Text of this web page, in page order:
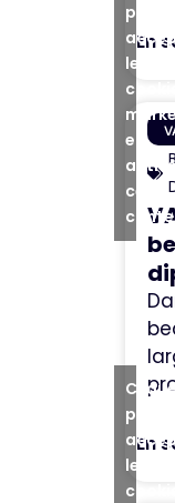
En
pour
les
et
ce
En
pour
les